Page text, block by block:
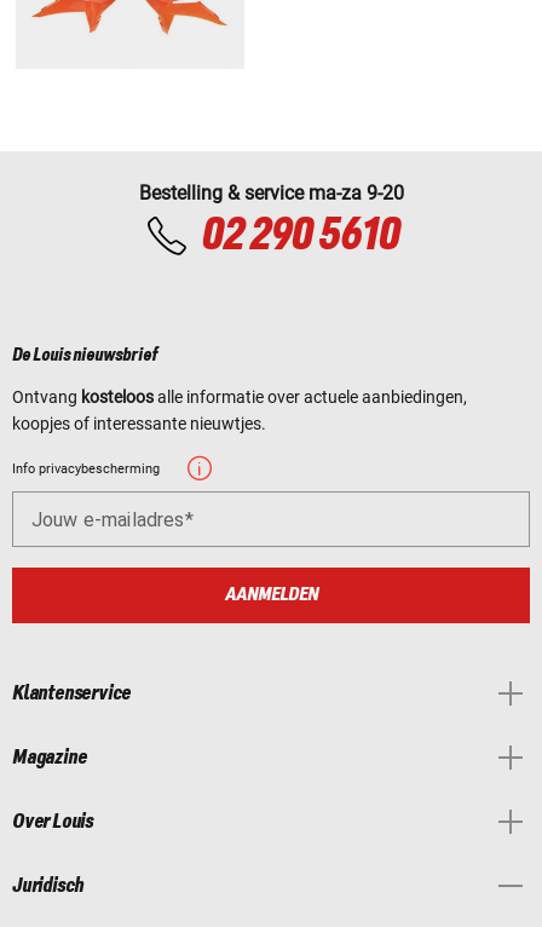
Bestelling & service ma-za 9-20
02 290 5610
De Louis nieuwsbrief
Ontvang kosteloosalle informatie over actuele aanbiedingen,
koopjes of interessante nieuwtjes.
Info privacybescherming
Jouw e-mailadres
AANMELDEN
Klantenservice
Magazine
Over Louis
Juridisch